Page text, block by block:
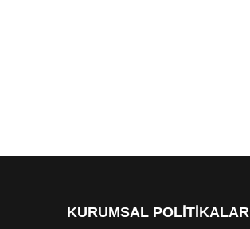
KURUMSAL POLİTİKALAR